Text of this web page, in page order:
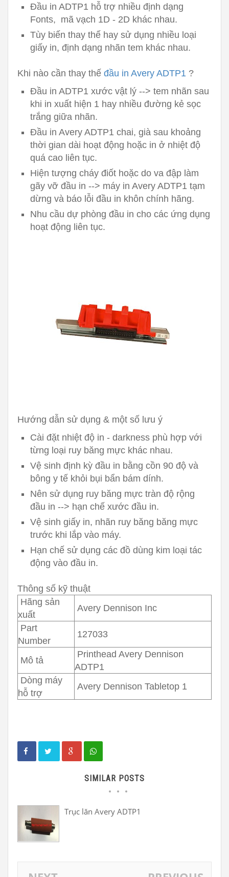
Đầu in ADTP1 hỗ trợ nhiều định dạng
Fonts, mã vạch 1D - 2D khác nhau.
Tùy biến thay thế hay sử dụng nhiều loại
giấy in, định dạng nhãn tem khác nhau.
Khi nào cần thay thế đầu in Avery ADTP1 ?
Đầu in ADTP1 xước vật lý --> tem nhãn sau
khi in xuất hiện 1 hay nhiều đường kẻ sọc
trắng giữa nhãn.
Đầu in Avery ADTP1 chai, già sau khoảng
thời gian dài hoạt động hoặc in ở nhiệt độ
quá cao liên tục.
Hiện tượng cháy điốt hoặc do va đập làm
gãy vỡ đầu in --> máy in Avery ADTP1 tạm
dừng và báo lỗi đầu in khôn chính hãng.
Nhu cầu dự phòng đầu in cho các ứng dụng
hoạt động liên tục.
Hướng dẫn sử dụng & một số lưu ý
Cài đặt nhiệt độ in - darkness phù hợp với
từng loại ruy băng mực khác nhau.
Vệ sinh định kỳ đầu in bằng cồn 90 độ và
bông y tế khỏi bụi bẩn bám dính.
Nên sử dụng ruy băng mực tràn độ rộng
đầu in --> hạn chế xước đầu in.
Vệ sinh giấy in, nhãn ruy băng băng mực
trước khi lắp vào máy.
Hạn chế sử dụng các đồ dùng kim loại tác
động vào đầu in.
Thông số kỹ thuật
Hãng sản
xuất
Avery Dennison Inc
Part
Number
127033
Mô tả
Printhead Avery Dennison
ADTP1
Dòng máy
hỗ trợ
Avery Dennison Tabletop 1
SIMILAR POSTS
Trục lăn Avery ADTP1